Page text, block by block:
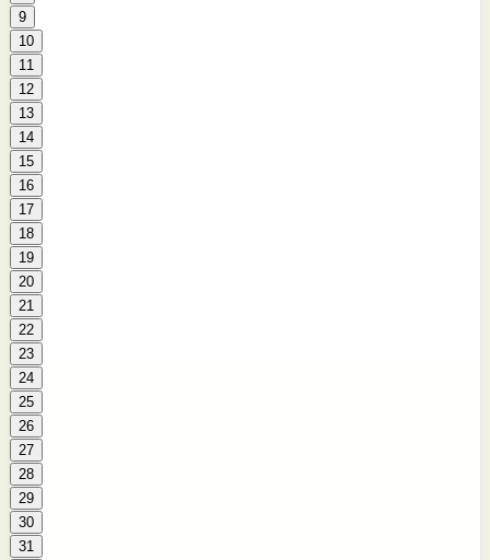
9
10
11
12
13
14
15
16
17
18
19
20
21
22
23
24
25
26
27
28
29
30
31